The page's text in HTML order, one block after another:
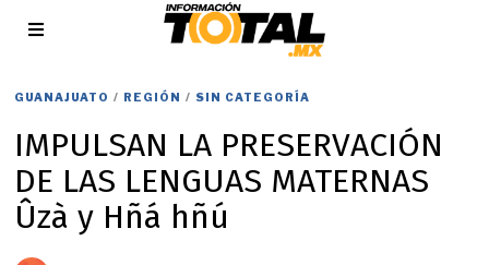
GUANAJUATO / REGIÓN / SIN CATEGORÍA
IMPULSAN LA PRESERVACIÓN
DE LAS LENGUAS MATERNAS
Ûzà y Hñá hñú